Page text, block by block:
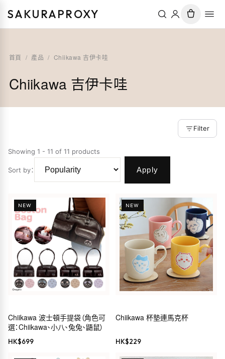
SAKURAPROXY
首頁 / 產品 / Chiikawa 吉伊卡哇
Chiikawa 吉伊卡哇
Filter
Showing 1 - 11 of 11 products
Sort by： Apply
NEW
Chiikawa 波士頓手提袋（角色可
選：Chiikawa、小八、兔兔、鼯鼠）
HK$699
NEW
Chiikawa 杯墊連馬克杯
HK$229